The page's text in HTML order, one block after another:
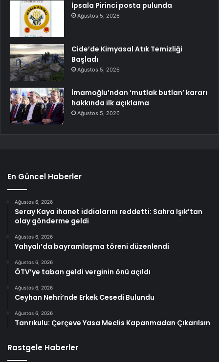
İpsala Pirinci posta pulunda
Ağustos 5, 2026
Cide’de Kimyasal Atık Temizliği
Başladı
Ağustos 5, 2026
İmamoğlu’ndan ‘mutlak butlan’ kararı
hakkında ilk açıklama
Ağustos 5, 2026
En Güncel Haberler
Ağustos 6, 2026
Seray Kaya ihanet iddialarını reddetti: Sahra Işık’tan
olay gönderme geldi
Ağustos 6, 2026
Yahyalı’da bayramlaşma töreni düzenlendi
Ağustos 6, 2026
ÖTV’ye taban geldi verginin önü açıldı
Ağustos 6, 2026
Ceyhan Nehri’nde Erkek Cesedi Bulundu
Ağustos 6, 2026
Tanrıkulu: Çerçeve Yasa Meclis Kapanmadan Çıkarılsın
Rastgele Haberler